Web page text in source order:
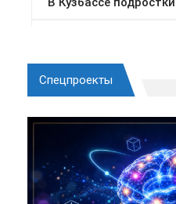
Спецпроекты